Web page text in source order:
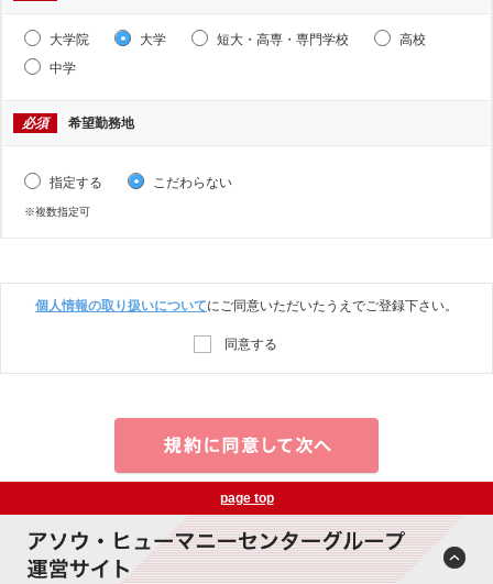
大学院 大学 短大・高専・専門学校
高校
中学
必須 希望勤務地
指定する こだわらない
※複数指定可
個人情報の取り扱いについてにご同意いただいたうえでご登録下さい。
同意する
page top